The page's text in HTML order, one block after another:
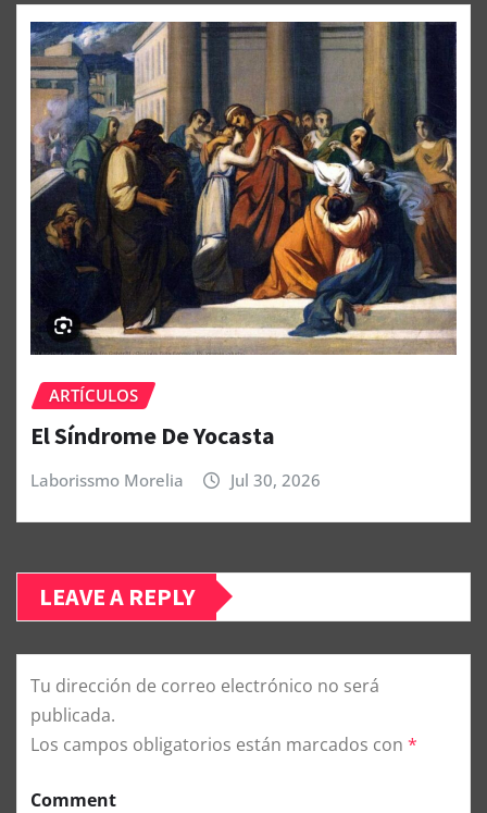
ARTÍCULOS
El Síndrome De Yocasta
Laborissmo Morelia Jul 30, 2026
LEAVE A REPLY
Tu dirección de correo electrónico no será
publicada.
Los campos obligatorios están marcados con *
Comment